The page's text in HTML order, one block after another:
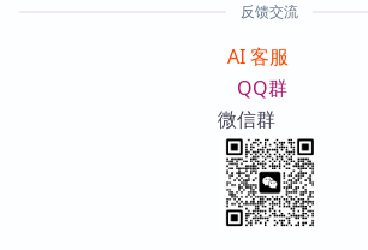
反馈交流
AI 客服
QQ群
微信群